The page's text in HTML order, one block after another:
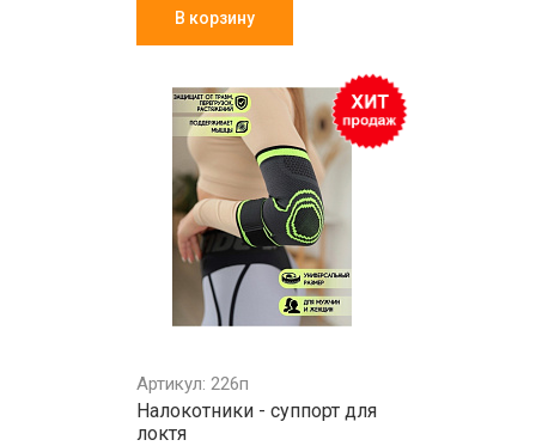
В корзину
Артикул: 226п
Налокотники - суппорт для
локтя